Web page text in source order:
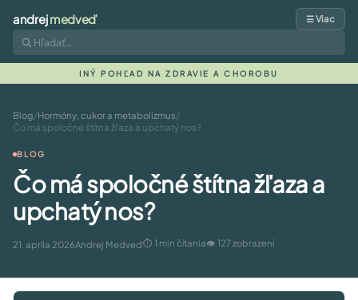
andrejmedveď ☰ Viac
INÝ POHĽAD NA ZDRAVIE A CHOROBU
Blog/Hormóny, cukor a metabolizmus/
Čo má spoločné štítna žľaza a upchatý nos?
BLOG
Čo má spoločné štítna žľaza a
upchatý nos?
21. apríla 2026Andrej Medveď⏱ 1 min čítania👁 127 zobrazení